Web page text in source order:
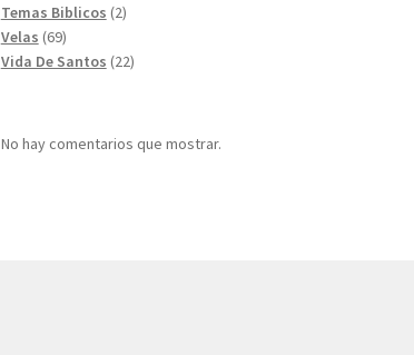
productos
Temas Biblicos 22
Velas 6969
productos
Vida De Santos 2222
No hay comentarios que mostrar.